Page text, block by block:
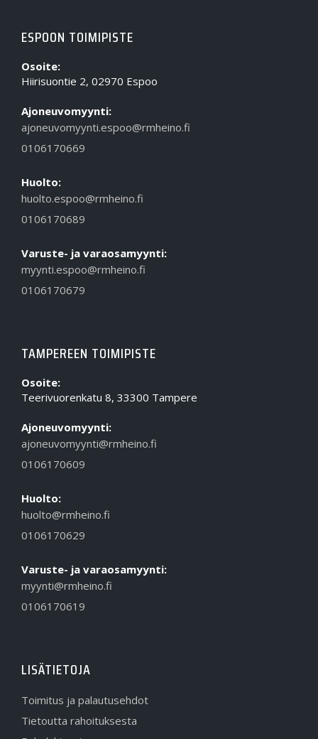
ESPOON TOIMIPISTE
Osoite:
Hiirisuontie 2, 02970 Espoo
Ajoneuvomyynti:
ajoneuvomyynti.espoo@rmheino.fi
0106170669
Huolto:
huolto.espoo@rmheino.fi
0106170689
Varuste- ja varaosamyynti:
myynti.espoo@rmheino.fi
0106170679
TAMPEREEN TOIMIPISTE
Osoite:
Teerivuorenkatu 8, 33300 Tampere
Ajoneuvomyynti:
ajoneuvomyynti@rmheino.fi
0106170609
Huolto:
huolto@rmheino.fi
0106170629
Varuste- ja varaosamyynti:
myynti@rmheino.fi
0106170619
LISÄTIETOJA
Toimitus ja palautusehdot
Tietoutta rahoituksesta